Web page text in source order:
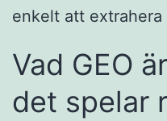
enkelt att extrahera
Vad GEO
det spelar